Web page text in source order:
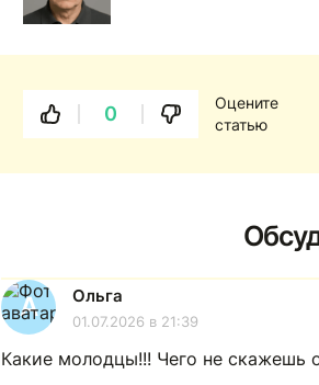
Оцените
статью
0
A Ольга
01.07.2026 в 21:39
Какие молодцы!!! Чего не скажешь